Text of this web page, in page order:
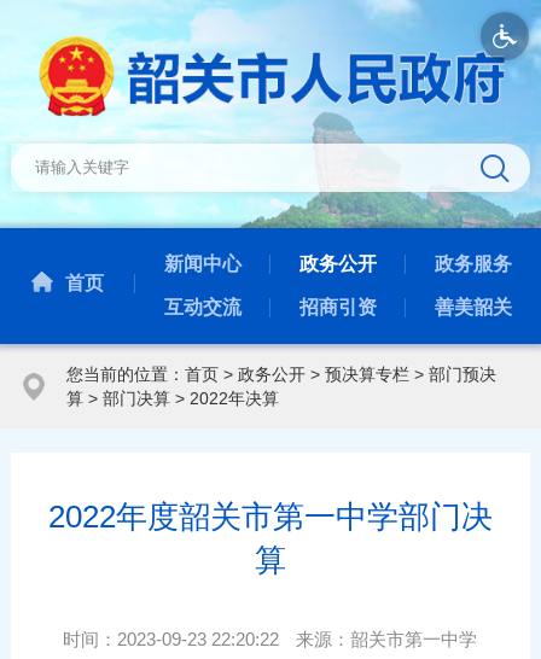
首页
新闻中心 政务公开 政务服务
互动交流 招商引资 善美韶关
您当前的位置： 首页> 政务公开> 预决算专栏> 部门预决
算> 部门决算> 2022年决算
2022年度韶关市第一中学部门决
算
时间： 2023-09-23 22:20:22 来源：韶关市第一中学